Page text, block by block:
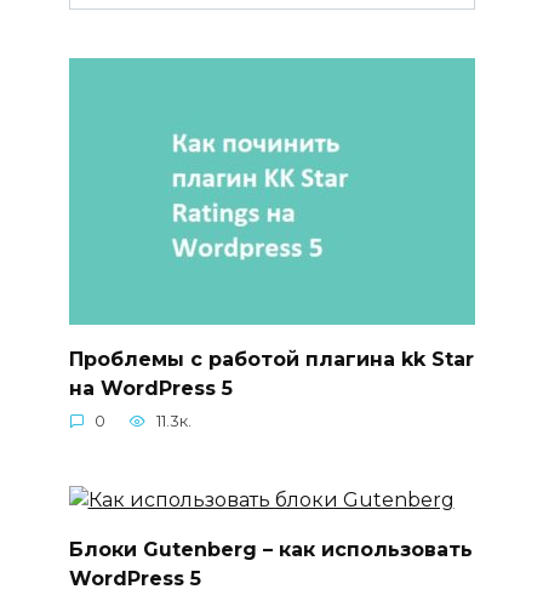
Проблемы с работой плагина kk Star
на WordPress 5
0 11.3к.
Блоки Gutenberg – как использовать
WordPress 5